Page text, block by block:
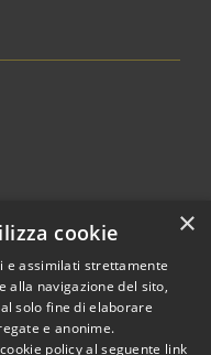
© 2026 • Comune di
×
cookie
e assimilati strettamente
alla navigazione del sito,
solo fine di elaborare
e anonime.
policy al seguente link